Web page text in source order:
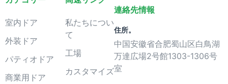
室内ドア
外装ドア
パティオドア
商業用ドア
私たちについ
て
工場
カスタマイズ
連絡先情報
住所。
中国安徽省合肥蜀山区白鳥湖
万達広場2号館1303-1306号
室